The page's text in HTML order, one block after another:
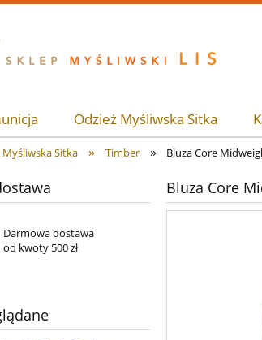
Odzież Myśliwska Sitka
Myśliwska Sitka » Timber » Bluza Core
Darmowa dostawa
od kwoty 500 zł
Bluza Core